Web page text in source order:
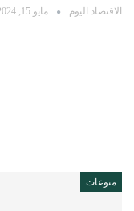
الاقتصاد اليوم مايو 15, 2024
منوعات